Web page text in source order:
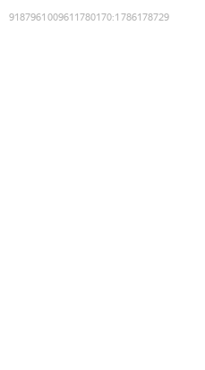
9187961009611780170:1786178729